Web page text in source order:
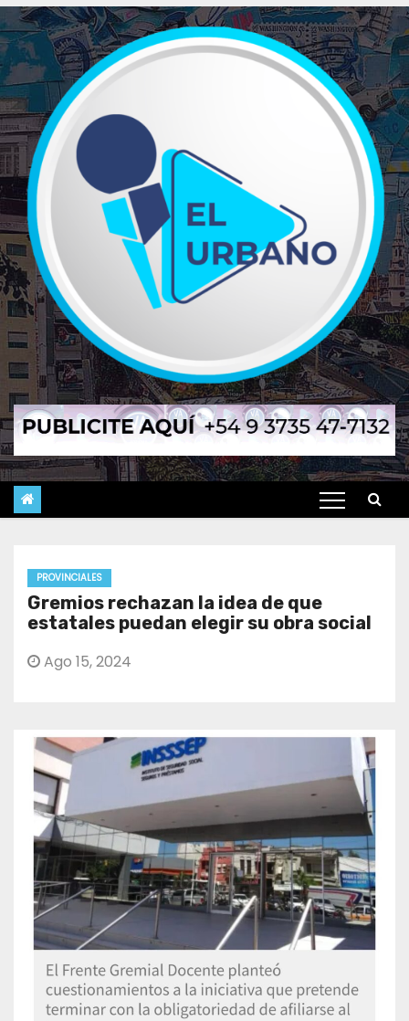
PROVINCIALES
Gremios rechazan la idea de que
estatales puedan elegir su obra social
Ago 15, 2024